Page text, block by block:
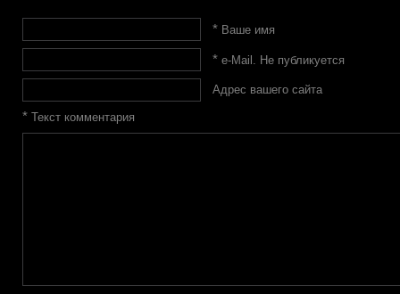
*Ваше имя
*e-Mail. Не публикуется
Адрес вашего сайта
* Текст комментария